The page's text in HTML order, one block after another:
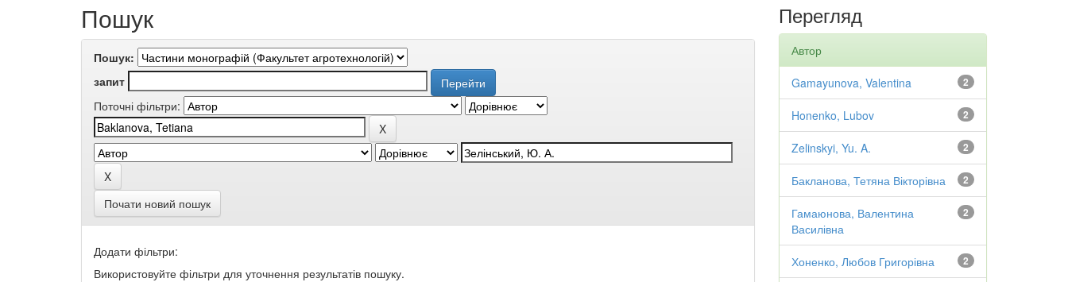
Пошук
Пошук:
запит
Поточні фільтри:
Почати новий пошук
Додати фільтри:
Використовуйте фільтри для уточнення результатів пошуку.
Перегляд
Автор
2
Gamayunova, Valentina
2
Honenko, Lubov
2
Zelinskyi, Yu. A.
2
Бакланова, Тетяна Вікторівна
2
Гамаюнова, Валентина
Василівна
2
Хоненко, Любов Григорівна